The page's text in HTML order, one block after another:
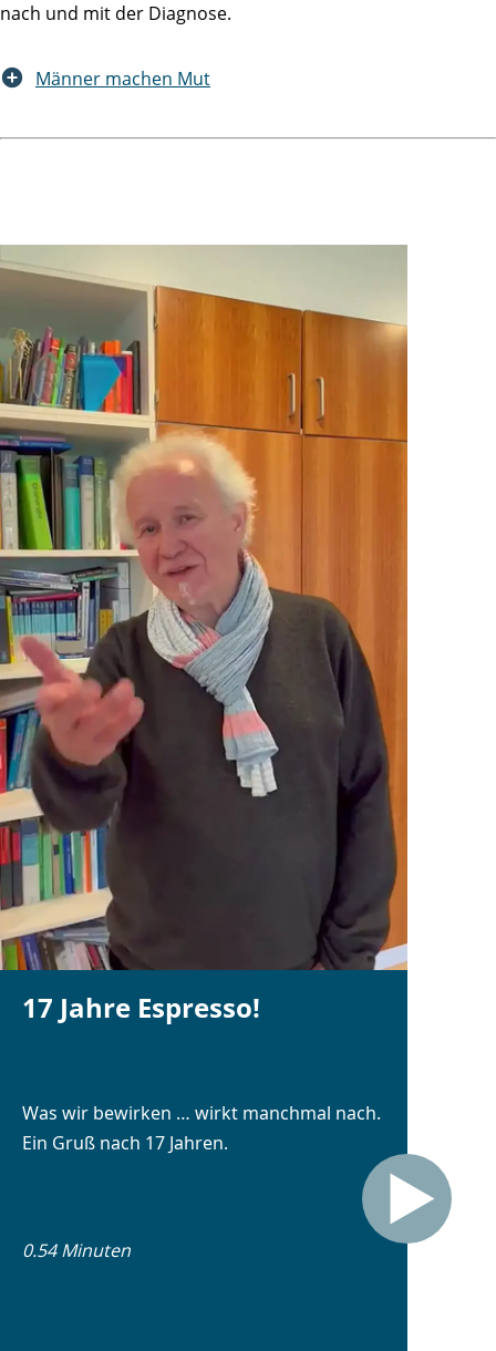
nach und mit der Diagnose.
Männer machen Mut
17 Jahre Espresso!
Was wir bewirken … wirkt manchmal nach.
Ein Gruß nach 17 Jahren.
0.54 Minuten